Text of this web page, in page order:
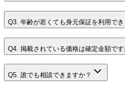
Q3. 年齢が若くても身元保証を利用でき
Q4. 掲載されている価格は確定金額です
Q5. 誰でも相談できますか？